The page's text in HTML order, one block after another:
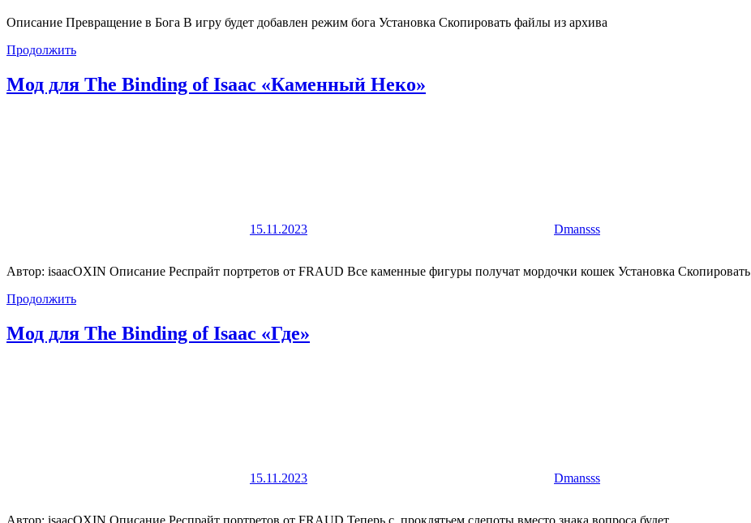
Описание Превращение в Бога В игру будет добавлен режим бога Установка Скопировать файлы из архива
Продолжить
Мод для The Binding of Isaac «Каменный Неко»
15.11.2023 Dmansss
Автор: isaacOXIN Описание Респрайт портретов от FRAUD Все каменные фигуры получат мордочки кошек Установка Скопировать
Продолжить
Мод для The Binding of Isaac «Где»
15.11.2023 Dmansss
Автор: isaacOXIN Описание Респрайт портретов от FRAUD Теперь с проклятьем слепоты вместо знака вопроса будет